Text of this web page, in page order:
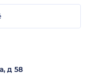
д 58